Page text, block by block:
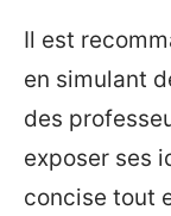
Il est
en simulant
des
exposer ses
concise tout